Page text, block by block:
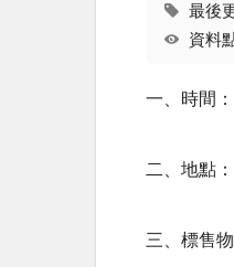
最後
資料
一、時間
二、地點
三、標售